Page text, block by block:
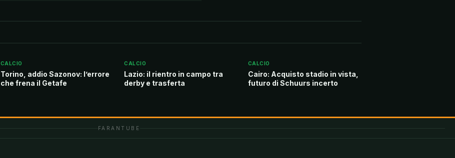
CALCIO
Torino, addio Sazonov: l’errore
che frena il Getafe
CALCIO
Lazio: il rientro in campo tra
derby e trasferta
CALCIO
Cairo: Acquisto stadio in vista,
futuro di Schuurs incerto
FARANTUBE